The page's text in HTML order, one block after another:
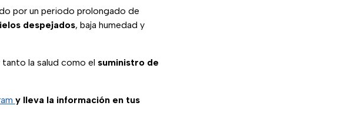
por un periodo prolongado de
despejados, baja humedad y
la salud como el suministro de
y lleva la información en tus